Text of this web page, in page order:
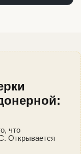
что
Открывается